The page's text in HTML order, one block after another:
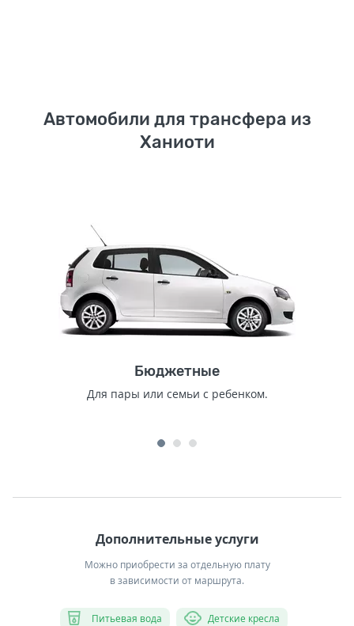
Автомобили для трансфера из
Ханиоти
Бюджетные
Для пары или семьи с ребенком.
Дополнительные услуги
Можно приобрести за отдельную плату
в зависимости от маршрута.
Питьевая вода Детские кресла